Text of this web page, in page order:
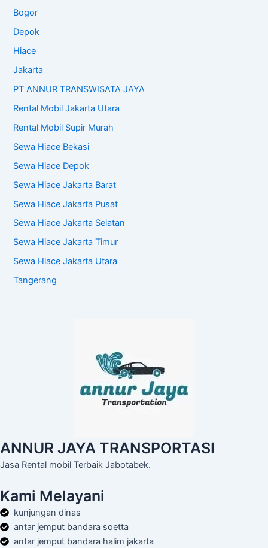
Bogor
Depok
Hiace
Jakarta
PT ANNUR TRANSWISATA JAYA
Rental Mobil Jakarta Utara
Rental Mobil Supir Murah
Sewa Hiace Bekasi
Sewa Hiace Depok
Sewa Hiace Jakarta Barat
Sewa Hiace Jakarta Pusat
Sewa Hiace Jakarta Selatan
Sewa Hiace Jakarta Timur
Sewa Hiace Jakarta Utara
Tangerang
ANNUR JAYA TRANSPORTASI
Jasa Rental mobil Terbaik Jabotabek.
Kami Melayani
kunjungan dinas
antar jemput bandara soetta
antar jemput bandara halim jakarta